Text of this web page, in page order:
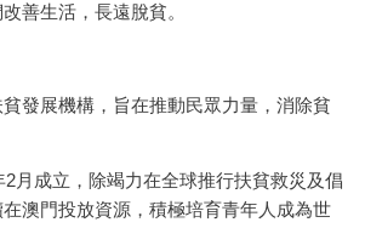
善生活，長遠脫貧。
發展機構，旨在推動民眾力量，消除貧
月成立，除竭力在全球推行扶貧救災及倡
澳門投放資源，積極培育青年人成為世